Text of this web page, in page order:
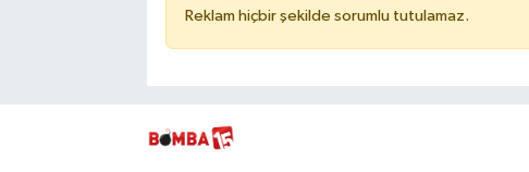
Reklam hiçbir şekilde sorumlu tutulamaz.